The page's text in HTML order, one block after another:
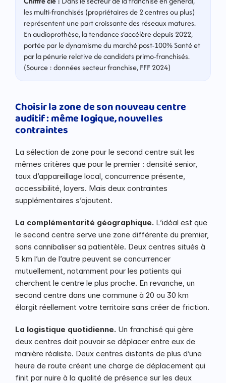
les multi-franchisés (propriétaires de 2 centres ou plus)
représentent une part croissante des réseaux matures.
En audioprothèse, la tendance s’accélère depuis 2022,
portée par le dynamisme du marché post-100% Santé et
par la pénurie relative de candidats primo-franchisés.
(Source : données secteur franchise, FFF 2024)
Choisir la zone de son nouveau centre
auditif : même logique, nouvelles
contraintes
La sélection de zone pour le second centre suit les
mêmes critères que pour le premier : densité senior,
taux d’appareillage local, concurrence présente,
accessibilité, loyers. Mais deux contraintes
supplémentaires s’ajoutent.
La complémentarité géographique. L’idéal est que
le second centre serve une zone différente du premier,
sans cannibaliser sa patientèle. Deux centres situés à
5 km l’un de l’autre peuvent se concurrencer
mutuellement, notamment pour les patients qui
cherchent le centre le plus proche. En revanche, un
second centre dans une commune à 20 ou 30 km
élargit réellement votre territoire sans créer de friction.
La logistique quotidienne. Un franchisé qui gère
deux centres doit pouvoir se déplacer entre eux de
manière réaliste. Deux centres distants de plus d’une
heure de route créent une charge de déplacement qui
finit par nuire à la qualité de présence sur les deux